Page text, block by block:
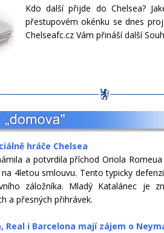
Kdo další přijde do Chelsea?
přestupovém okénku se dnes
Chelseafc.cz Vám přináší další
hráče Chelsea
a potvrdila příchod Oriola
4letou smlouvu. Tento typicky
záložníka. Mladý Katalánec je
a přesných přihrávek.
Real i Barcelona mají zájem o